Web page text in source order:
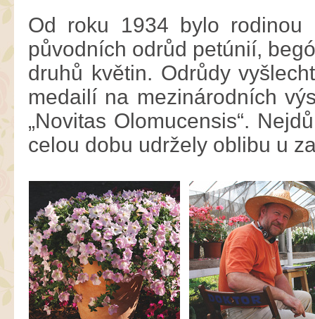
Od roku 1934 bylo rodinou
původních odrůd petúnií,
druhů květin. Odrůdy
medailí na mezinárodních
„Novitas Olomucensis“.
celou dobu udržely oblibu u